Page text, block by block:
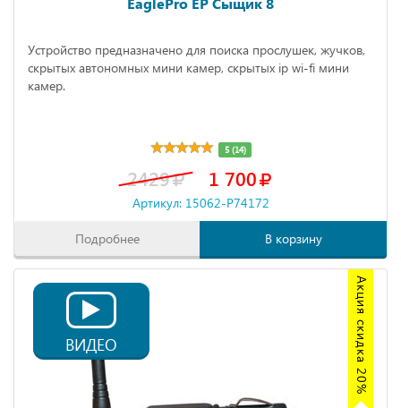
Устройство предназначено для поиска прослушек, жучков,
скрытых автономных мини камер, скрытых ip wi-fi мини
камер.
5 (14)
2429 1 700
Артикул: 15062-P74172
Подробнее В корзину
Акция скидка 20%
ВИДЕО